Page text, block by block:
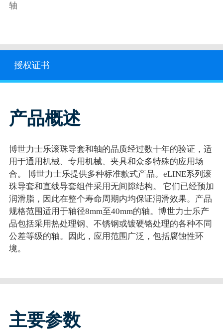
轴
授权证书
产品概述
博世力士乐滚珠导套和轴的品质经过数十年的验证，适
用于通用机械、专用机械、夹具和众多特殊的应用场
合。 博世力士乐提供多种标准款式产品。eLINE系列滚
珠导套和直线导套组件采用无间隙结构。 它们已经预加
润滑脂，因此在整个寿命周期内均保证润滑效果。产品
规格范围适用于轴径8mm至40mm的轴。博世力士乐产
品包括采用热处理钢、不锈钢或镀硬铬处理的各种不同
公差等级的轴。因此，应用范围广泛，包括腐蚀性环
境。
主要参数